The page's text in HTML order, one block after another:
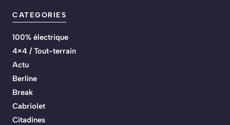
CATEGORIES
100% électrique
4×4 / Tout-terrain
Actu
Berline
Break
Cabriolet
Citadines